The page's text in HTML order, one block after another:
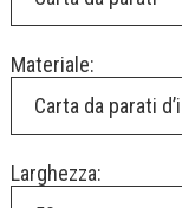
Materiale:
Carta da parati
Larghezza: